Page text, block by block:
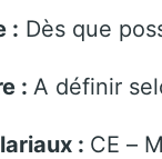
: Dès que
: A définir
: CE –